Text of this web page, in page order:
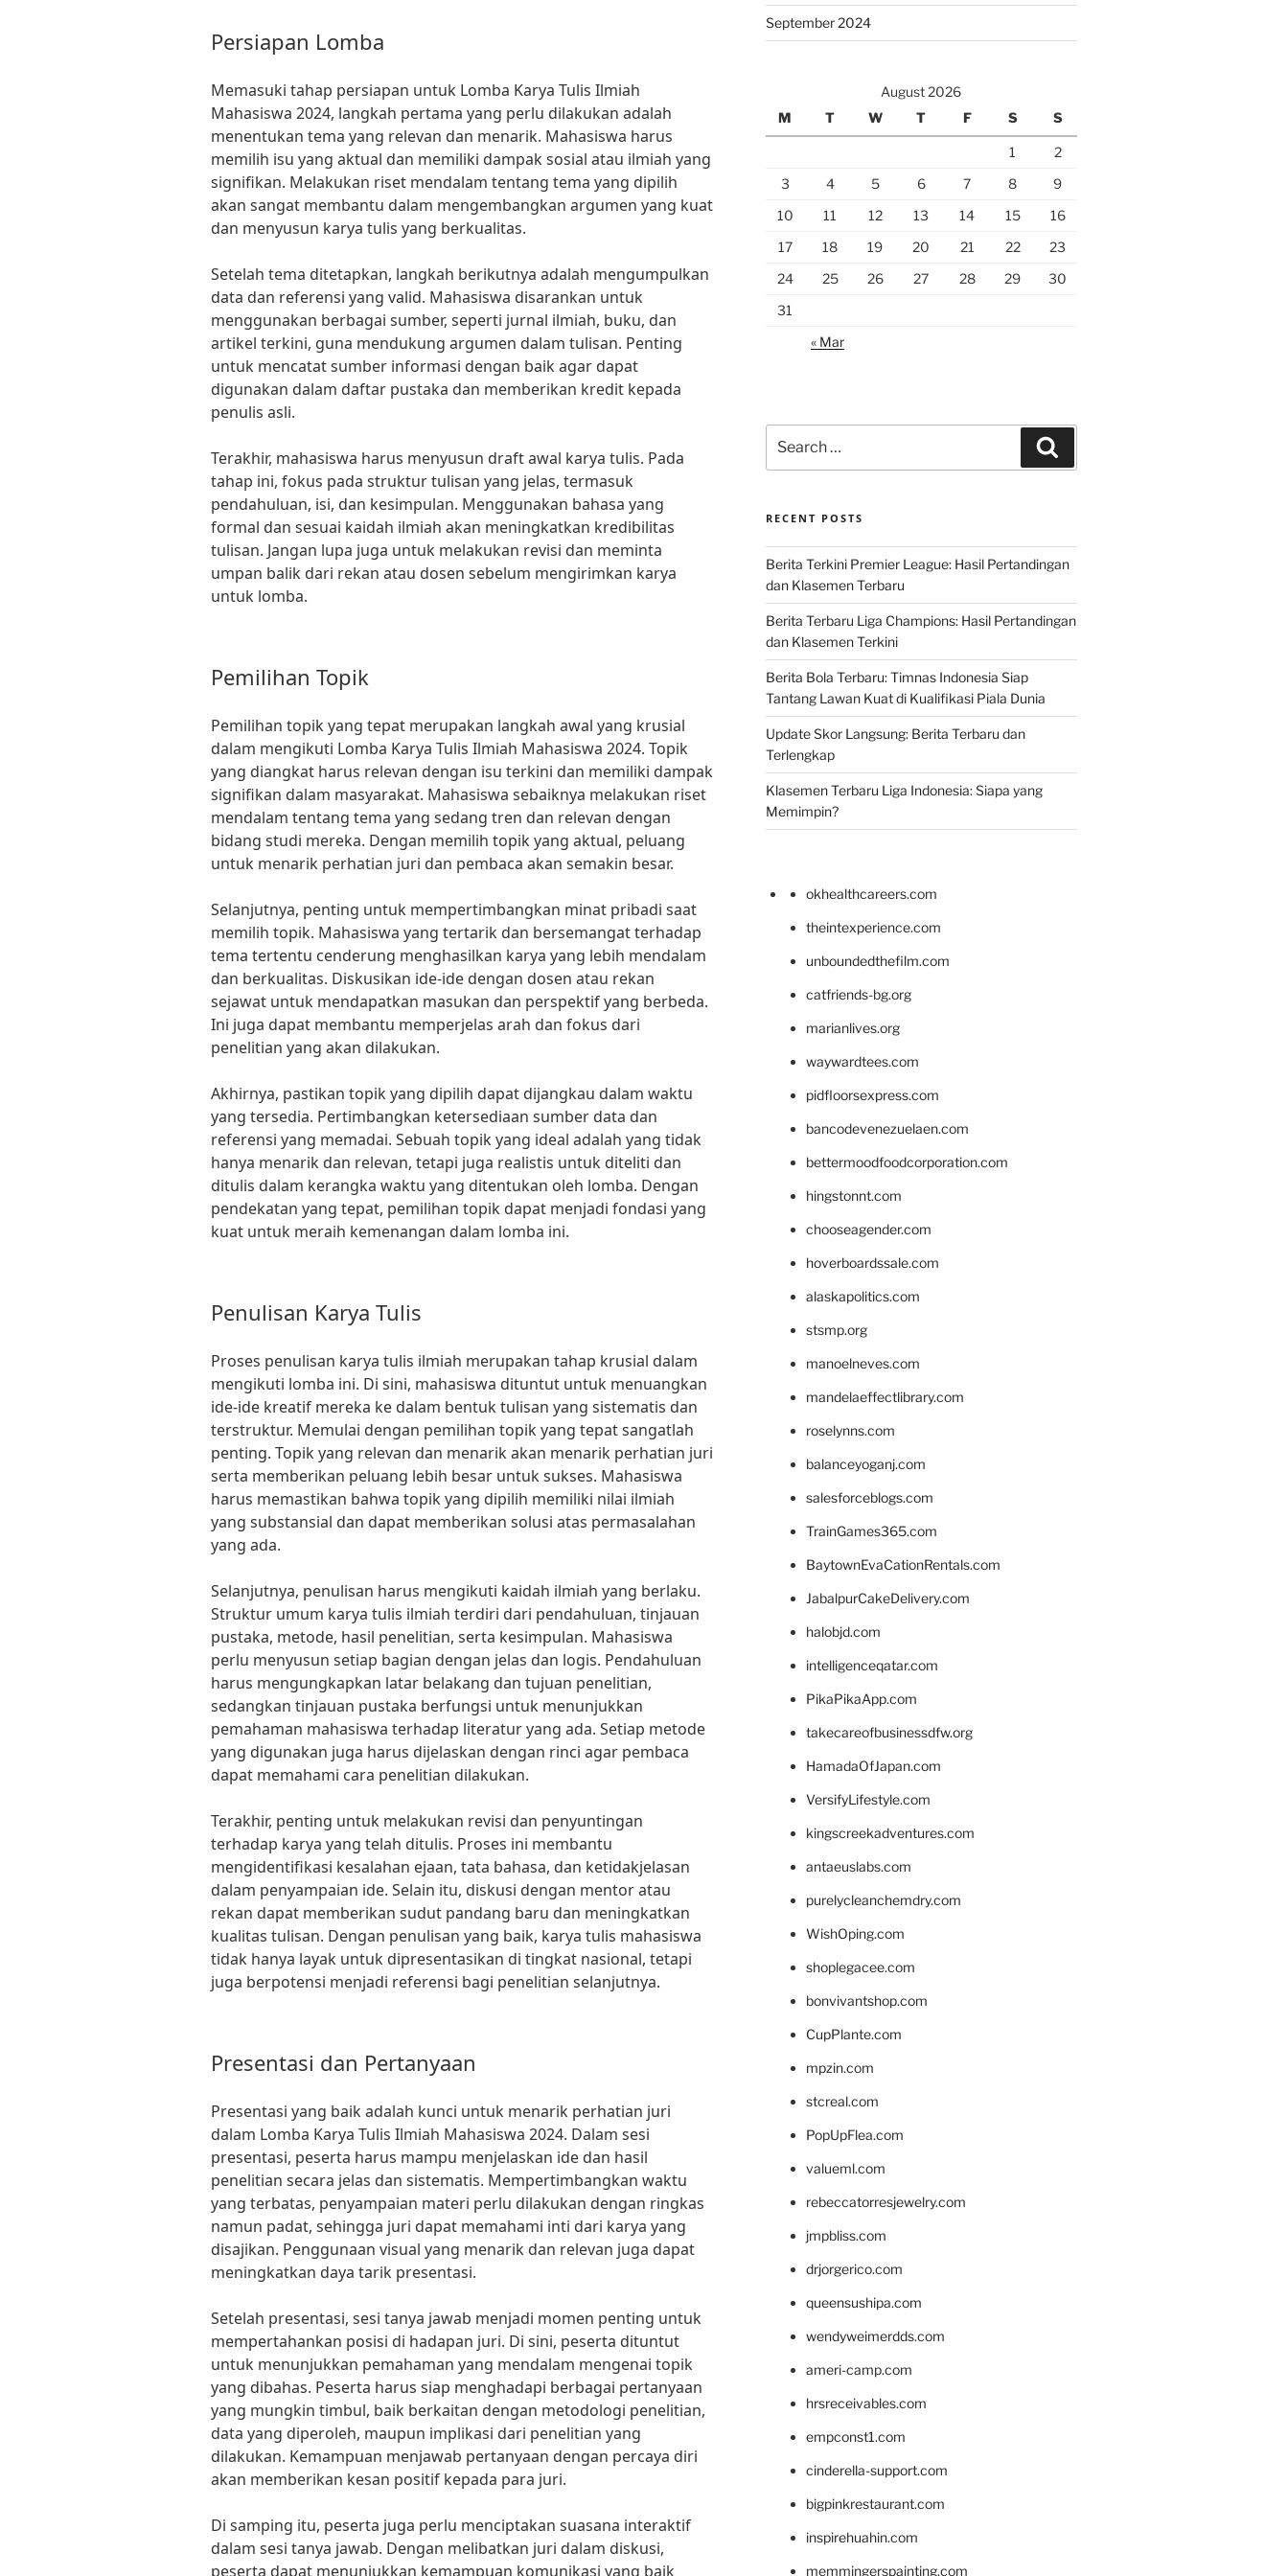
Persiapan Lomba
Memasuki tahap persiapan untuk Lomba Karya Tulis Ilmiah
Mahasiswa 2024, langkah pertama yang perlu dilakukan adalah
menentukan tema yang relevan dan menarik. Mahasiswa harus
memilih isu yang aktual dan memiliki dampak sosial atau ilmiah yang
signifikan. Melakukan riset mendalam tentang tema yang dipilih
akan sangat membantu dalam mengembangkan argumen yang kuat
dan menyusun karya tulis yang berkualitas.
Setelah tema ditetapkan, langkah berikutnya adalah mengumpulkan
data dan referensi yang valid. Mahasiswa disarankan untuk
menggunakan berbagai sumber, seperti jurnal ilmiah, buku, dan
artikel terkini, guna mendukung argumen dalam tulisan. Penting
untuk mencatat sumber informasi dengan baik agar dapat
digunakan dalam daftar pustaka dan memberikan kredit kepada
penulis asli.
Terakhir, mahasiswa harus menyusun draft awal karya tulis. Pada
tahap ini, fokus pada struktur tulisan yang jelas, termasuk
pendahuluan, isi, dan kesimpulan. Menggunakan bahasa yang
formal dan sesuai kaidah ilmiah akan meningkatkan kredibilitas
tulisan. Jangan lupa juga untuk melakukan revisi dan meminta
umpan balik dari rekan atau dosen sebelum mengirimkan karya
untuk lomba.
Pemilihan Topik
Pemilihan topik yang tepat merupakan langkah awal yang krusial
dalam mengikuti Lomba Karya Tulis Ilmiah Mahasiswa 2024. Topik
yang diangkat harus relevan dengan isu terkini dan memiliki dampak
signifikan dalam masyarakat. Mahasiswa sebaiknya melakukan riset
mendalam tentang tema yang sedang tren dan relevan dengan
bidang studi mereka. Dengan memilih topik yang aktual, peluang
untuk menarik perhatian juri dan pembaca akan semakin besar.
Selanjutnya, penting untuk mempertimbangkan minat pribadi saat
memilih topik. Mahasiswa yang tertarik dan bersemangat terhadap
tema tertentu cenderung menghasilkan karya yang lebih mendalam
dan berkualitas. Diskusikan ide-ide dengan dosen atau rekan
sejawat untuk mendapatkan masukan dan perspektif yang berbeda.
Ini juga dapat membantu memperjelas arah dan fokus dari
penelitian yang akan dilakukan.
Akhirnya, pastikan topik yang dipilih dapat dijangkau dalam waktu
yang tersedia. Pertimbangkan ketersediaan sumber data dan
referensi yang memadai. Sebuah topik yang ideal adalah yang tidak
hanya menarik dan relevan, tetapi juga realistis untuk diteliti dan
ditulis dalam kerangka waktu yang ditentukan oleh lomba. Dengan
pendekatan yang tepat, pemilihan topik dapat menjadi fondasi yang
kuat untuk meraih kemenangan dalam lomba ini.
Penulisan Karya Tulis
Proses penulisan karya tulis ilmiah merupakan tahap krusial dalam
mengikuti lomba ini. Di sini, mahasiswa dituntut untuk menuangkan
ide-ide kreatif mereka ke dalam bentuk tulisan yang sistematis dan
terstruktur. Memulai dengan pemilihan topik yang tepat sangatlah
penting. Topik yang relevan dan menarik akan menarik perhatian juri
serta memberikan peluang lebih besar untuk sukses. Mahasiswa
harus memastikan bahwa topik yang dipilih memiliki nilai ilmiah
yang substansial dan dapat memberikan solusi atas permasalahan
yang ada.
Selanjutnya, penulisan harus mengikuti kaidah ilmiah yang berlaku.
Struktur umum karya tulis ilmiah terdiri dari pendahuluan, tinjauan
pustaka, metode, hasil penelitian, serta kesimpulan. Mahasiswa
perlu menyusun setiap bagian dengan jelas dan logis. Pendahuluan
harus mengungkapkan latar belakang dan tujuan penelitian,
sedangkan tinjauan pustaka berfungsi untuk menunjukkan
pemahaman mahasiswa terhadap literatur yang ada. Setiap metode
yang digunakan juga harus dijelaskan dengan rinci agar pembaca
dapat memahami cara penelitian dilakukan.
Terakhir, penting untuk melakukan revisi dan penyuntingan
terhadap karya yang telah ditulis. Proses ini membantu
mengidentifikasi kesalahan ejaan, tata bahasa, dan ketidakjelasan
dalam penyampaian ide. Selain itu, diskusi dengan mentor atau
rekan dapat memberikan sudut pandang baru dan meningkatkan
kualitas tulisan. Dengan penulisan yang baik, karya tulis mahasiswa
tidak hanya layak untuk dipresentasikan di tingkat nasional, tetapi
juga berpotensi menjadi referensi bagi penelitian selanjutnya.
Presentasi dan Pertanyaan
Presentasi yang baik adalah kunci untuk menarik perhatian juri
dalam Lomba Karya Tulis Ilmiah Mahasiswa 2024. Dalam sesi
presentasi, peserta harus mampu menjelaskan ide dan hasil
penelitian secara jelas dan sistematis. Mempertimbangkan waktu
yang terbatas, penyampaian materi perlu dilakukan dengan ringkas
namun padat, sehingga juri dapat memahami inti dari karya yang
disajikan. Penggunaan visual yang menarik dan relevan juga dapat
meningkatkan daya tarik presentasi.
Setelah presentasi, sesi tanya jawab menjadi momen penting untuk
mempertahankan posisi di hadapan juri. Di sini, peserta dituntut
untuk menunjukkan pemahaman yang mendalam mengenai topik
yang dibahas. Peserta harus siap menghadapi berbagai pertanyaan
yang mungkin timbul, baik berkaitan dengan metodologi penelitian,
data yang diperoleh, maupun implikasi dari penelitian yang
dilakukan. Kemampuan menjawab pertanyaan dengan percaya diri
akan memberikan kesan positif kepada para juri.
Di samping itu, peserta juga perlu menciptakan suasana interaktif
dalam sesi tanya jawab. Dengan melibatkan juri dalam diskusi,
peserta dapat menunjukkan kemampuan komunikasi yang baik
September 2024
August 2026
M
T W T F S S
1
2
3
4 5 6 7 8
9
10
11 12 13 14 15
16
17
18 19 20 21 22
23
24
25 26 27 28 29
30
31
« Mar
for:
RECENT POSTS
Berita Terkini Premier League: Hasil Pertandingan
dan Klasemen Terbaru
Berita Terbaru Liga Champions: Hasil Pertandingan
dan Klasemen Terkini
Berita Bola Terbaru: Timnas Indonesia Siap
Tantang Lawan Kuat di Kualifikasi Piala Dunia
Update Skor Langsung: Berita Terbaru dan
Terlengkap
Klasemen Terbaru Liga Indonesia: Siapa yang
Memimpin?
okhealthcareers.com
theintexperience.com
unboundedthefilm.com
catfriends-bg.org
marianlives.org
waywardtees.com
pidfloorsexpress.com
bancodevenezuelaen.com
bettermoodfoodcorporation.com
hingstonnt.com
chooseagender.com
hoverboardssale.com
alaskapolitics.com
stsmp.org
manoelneves.com
mandelaeffectlibrary.com
roselynns.com
balanceyoganj.com
salesforceblogs.com
TrainGames365.com
BaytownEvaCationRentals.com
JabalpurCakeDelivery.com
halobjd.com
intelligenceqatar.com
PikaPikaApp.com
takecareofbusinessdfw.org
HamadaOfJapan.com
VersifyLifestyle.com
kingscreekadventures.com
antaeuslabs.com
purelycleanchemdry.com
WishOping.com
shoplegacee.com
bonvivantshop.com
CupPlante.com
mpzin.com
stcreal.com
PopUpFlea.com
valueml.com
rebeccatorresjewelry.com
jmpbliss.com
drjorgerico.com
queensushipa.com
wendyweimerdds.com
ameri-camp.com
hrsreceivables.com
empconst1.com
cinderella-support.com
bigpinkrestaurant.com
inspirehuahin.com
memmingerspainting.com